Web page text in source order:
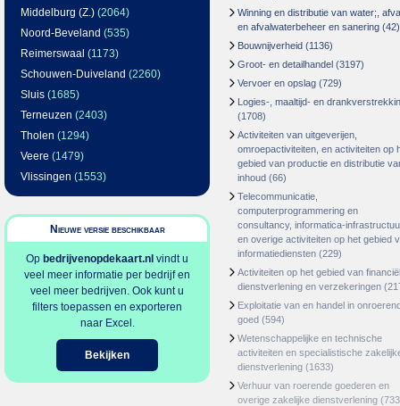
Middelburg (Z.) (2064)
Noord-Beveland (535)
Reimerswaal (1173)
Schouwen-Duiveland (2260)
Sluis (1685)
Terneuzen (2403)
Tholen (1294)
Veere (1479)
Vlissingen (1553)
Nieuwe versie beschikbaar
Op bedrijvenopdekaart.nl vindt u
veel meer informatie per bedrijf en
veel meer bedrijven. Ook kunt u
filters toepassen en exporteren
naar Excel.
Bekijken
Winning en distributie van water;,
en afvalwaterbeheer en sanering (42)
Bouwnijverheid (1136)
Groot- en detailhandel (3197)
Vervoer en opslag (729)
Logies-, maaltijd- en
(1708)
Activiteiten van uitgeverijen,
omroepactiviteiten, en activiteiten op
gebied van productie en distributie
inhoud (66)
Telecommunicatie,
computerprogrammering en
consultancy, informatica-
en overige activiteiten op het gebied
informatiediensten (229)
Activiteiten op het gebied van
dienstverlening en verzekeringen
Exploitatie van en handel in
goed (594)
Wetenschappelijke en technische
activiteiten en specialistische
dienstverlening (1633)
Verhuur van roerende goederen en
overige zakelijke dienstverlening